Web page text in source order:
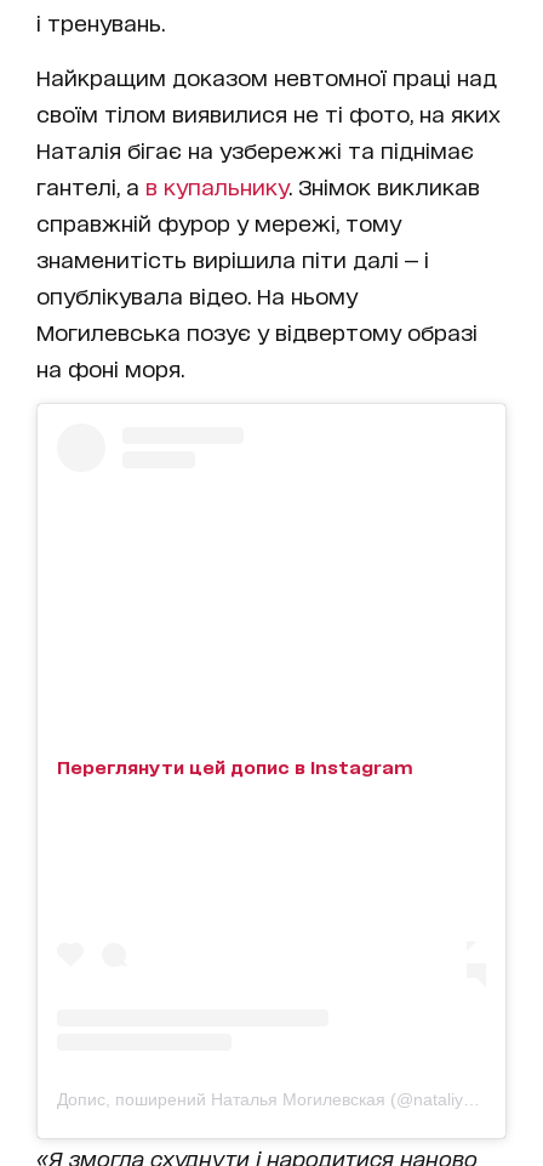
і тренувань.
Найкращим доказом невтомної праці над
своїм тілом виявилися не ті фото, на яких
Наталія бігає на узбережжі та піднімає
гантелі, а в купальнику. Знімок викликав
справжній фурор у мережі, тому
знаменитість вирішила піти далі — і
опублікувала відео. На ньому
Могилевська позує у відвертому образі
на фоні моря.
Переглянути цей допис в Instagram
«Я змогла схуднути і народитися наново